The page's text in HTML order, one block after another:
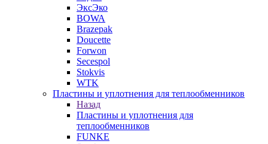
ЭксЭко
BOWA
Brazepak
Doucette
Forwon
Secespol
Stokvis
WTK
Пластины и уплотнения для теплообменников
Назад
Пластины и уплотнения для
теплообменников
FUNKE